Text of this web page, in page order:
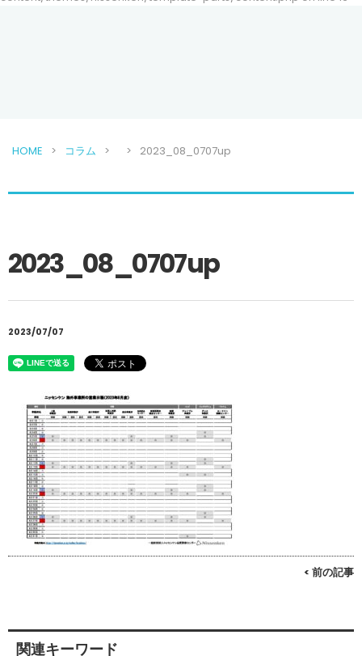
HOME コラム 2023_08_0707up
2023_08_0707up
2023/07/07
< 前の記事
関連キーワード